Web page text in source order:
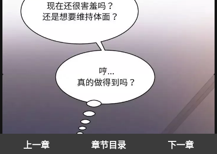
上一章 章节目录 下一章